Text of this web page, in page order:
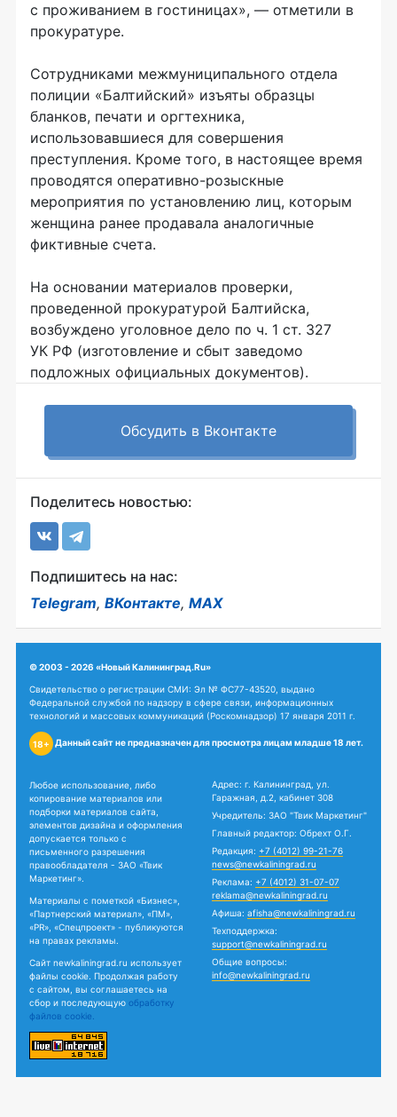
с проживанием в гостиницах», — отметили в
прокуратуре.
Сотрудниками межмуниципального отдела
полиции «Балтийский» изъяты образцы
бланков, печати и оргтехника,
использовавшиеся для совершения
преступления. Кроме того, в настоящее время
проводятся оперативно-розыскные
мероприятия по установлению лиц, которым
женщина ранее продавала аналогичные
фиктивные счета.
На основании материалов проверки,
проведенной прокуратурой Балтийска,
возбуждено уголовное дело по ч. 1 ст. 327
УК РФ (изготовление и сбыт заведомо
подложных официальных документов).
Обсудить в Вконтакте
Поделитесь новостью:
Подпишитесь на нас:
Telegram, ВКонтакте, MAX
© 2003 - 2026 «Новый Калининград.Ru»
Свидетельство о регистрации СМИ: Эл № ФС77-43520, выдано
Федеральной службой по надзору в сфере связи, информационных
технологий и массовых коммуникаций (Роскомнадзор) 17 января 2011 г.
18+ Данный сайт не предназначен для просмотра лицам младше 18 лет.
Любое использование, либо
копирование материалов или
подборки материалов сайта,
элементов дизайна и оформления
допускается только с
письменного разрешения
правообладателя - ЗАО «Твик
Маркетинг».
Материалы с пометкой «Бизнес»,
«Партнерский материал», «ПМ»,
«PR», «Спецпроект» - публикуются
на правах рекламы.
Сайт newkaliningrad.ru использует
файлы cookie. Продолжая работу
с сайтом, вы соглашаетесь на
сбор и последующую обработку
файлов cookie.
Адрес: г. Калининград, ул.
Гаражная, д.2, кабинет 308
Учредитель: ЗАО "Твик Маркетинг"
Главный редактор: Обрехт О.Г.
Редакция: +7 (4012) 99-21-76
news@newkaliningrad.ru
Реклама: +7 (4012) 31-07-07
reklama@newkaliningrad.ru
Афиша: afisha@newkaliningrad.ru
Техподдержка:
support@newkaliningrad.ru
Общие вопросы:
info@newkaliningrad.ru